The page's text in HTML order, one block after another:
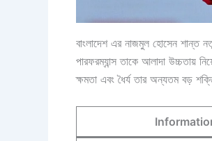
বাংলাদেশ এর নাজমুল হোসেন শান্ত
পারফরম্যান্স তাকে আলাদা উচ্চতায়
ক্ষমতা এবং ধৈর্য তার অন্যতম বড়